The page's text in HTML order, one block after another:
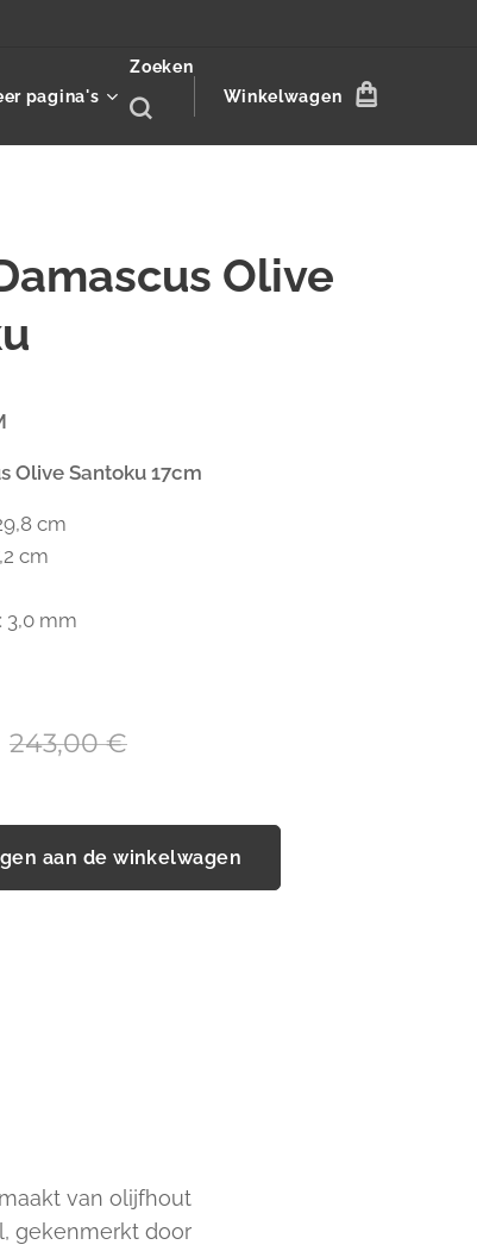
pagina's
Zoeken
Winkelwagen
Olive
Olive Santoku 17cm
cm
cm
3,0 mm
243,00€
aan de winkelwagen
van olijfhout
gekenmerkt door